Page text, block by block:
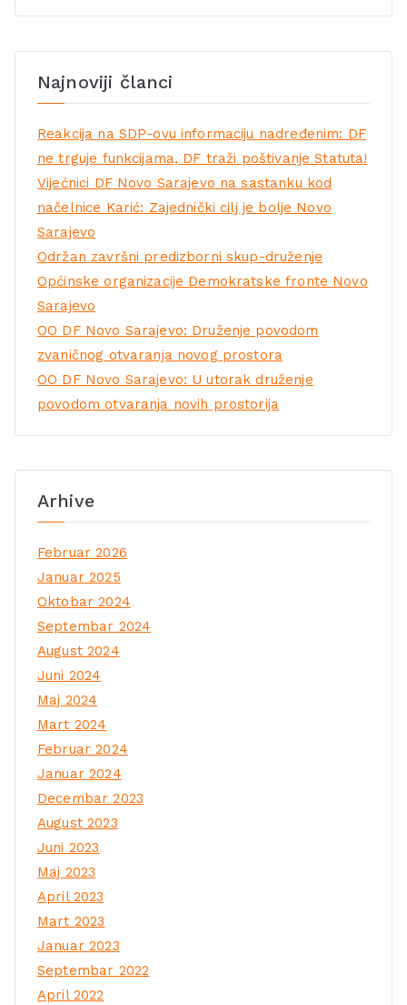
Najnoviji članci
Reakcija na SDP-ovu informaciju nadređenim: DF
ne trguje funkcijama, DF traži poštivanje Statuta!
Vijećnici DF Novo Sarajevo na sastanku kod
načelnice Karić: Zajednički cilj je bolje Novo
Sarajevo
Održan završni predizborni skup-druženje
Općinske organizacije Demokratske fronte Novo
Sarajevo
OO DF Novo Sarajevo: Druženje povodom
zvaničnog otvaranja novog prostora
OO DF Novo Sarajevo: U utorak druženje
povodom otvaranja novih prostorija
Arhive
Februar 2026
Januar 2025
Oktobar 2024
Septembar 2024
August 2024
Juni 2024
Maj 2024
Mart 2024
Februar 2024
Januar 2024
Decembar 2023
August 2023
Juni 2023
Maj 2023
April 2023
Mart 2023
Januar 2023
Septembar 2022
April 2022